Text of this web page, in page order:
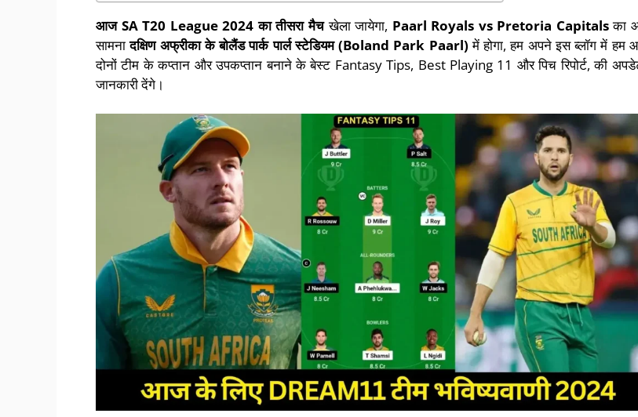
आज SA T20 League 2024कातीसरामैचखेला जायेगा, Paarl Royals vs Pretoria Capitalsका
सामनादक्षिण अफ्रीकाकेबोलैंड पार्क पार्ल स्टेडियम(Boland Park Paarl) में होगा, हम अपने इस ब्लॉग में हम
दोनों टीम के कप्तान और उपकप्तान बनाने के बेस्ट Fantasy Tips, Best Playing 11 और पिच रिपोर्ट, की
जानकारी देंगे।